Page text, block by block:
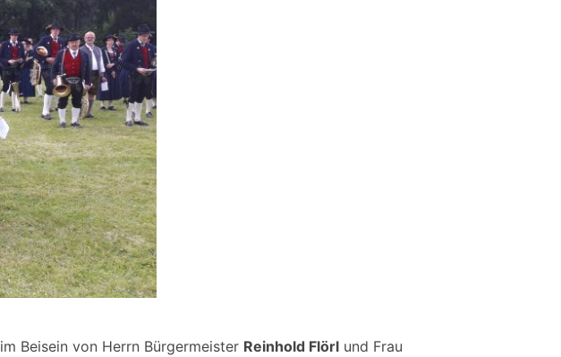
im Beisein von Herrn Bürgermeister Reinhold Flörl und Frau